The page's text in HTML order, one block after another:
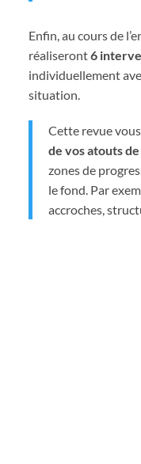
Enfin, au cours de
réaliseront6
individuellement
situation.
Cette revue
de vos atouts
zones de
le fond. Par
accroches,